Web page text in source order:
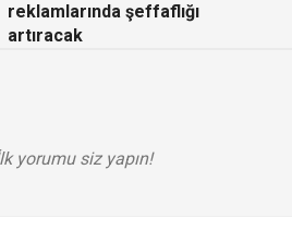
reklamlarında şeffaflığı
artıracak
yorumu siz yapın!